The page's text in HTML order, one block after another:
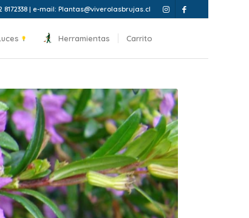
8172338 | e-mail: Plantas@viverolasbrujas.cl
Herramientas Carrito